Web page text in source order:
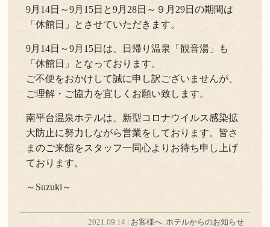
9月14日～9月15日と9月28日～９月29日の期間は
「休館日」とさせていただきます。
9月14日～9月15日は、日帰り温泉「観音湯」も
「休館日」となっております。
ご不便をおかけして誠に申し訳ございませんが、
ご理解・ご協力を宜しくお願い致します。
南平台温泉ホテルは、新型コロナウイルス感染拡
大防止に努力しながら営業をしております。皆さ
まのご来館をスタッフ一同心よりお待ち申し上げ
ております。
～Suzuki～
2021.09.14 | お客様へ. ホテルからのお知らせ